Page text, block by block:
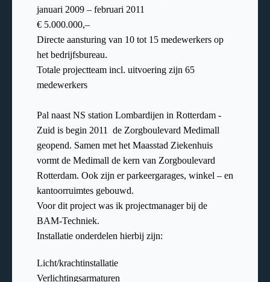
januari 2009 – februari 2011
€ 5.000.000,–
Directe aansturing van 10 tot 15 medewerkers op
het bedrijfsbureau.
Totale projectteam incl. uitvoering zijn 65
medewerkers
Pal naast NS station Lombardijen in Rotterdam -
Zuid is begin 2011 de Zorgboulevard Medimall
geopend. Samen met het Maasstad Ziekenhuis
vormt de Medimall de kern van Zorgboulevard
Rotterdam. Ook zijn er parkeergarages, winkel – en
kantoorruimtes gebouwd.
Voor dit project was ik projectmanager bij de
BAM-Techniek.
Installatie onderdelen hierbij zijn:
Licht/krachtinstallatie
Verlichtingsarmaturen